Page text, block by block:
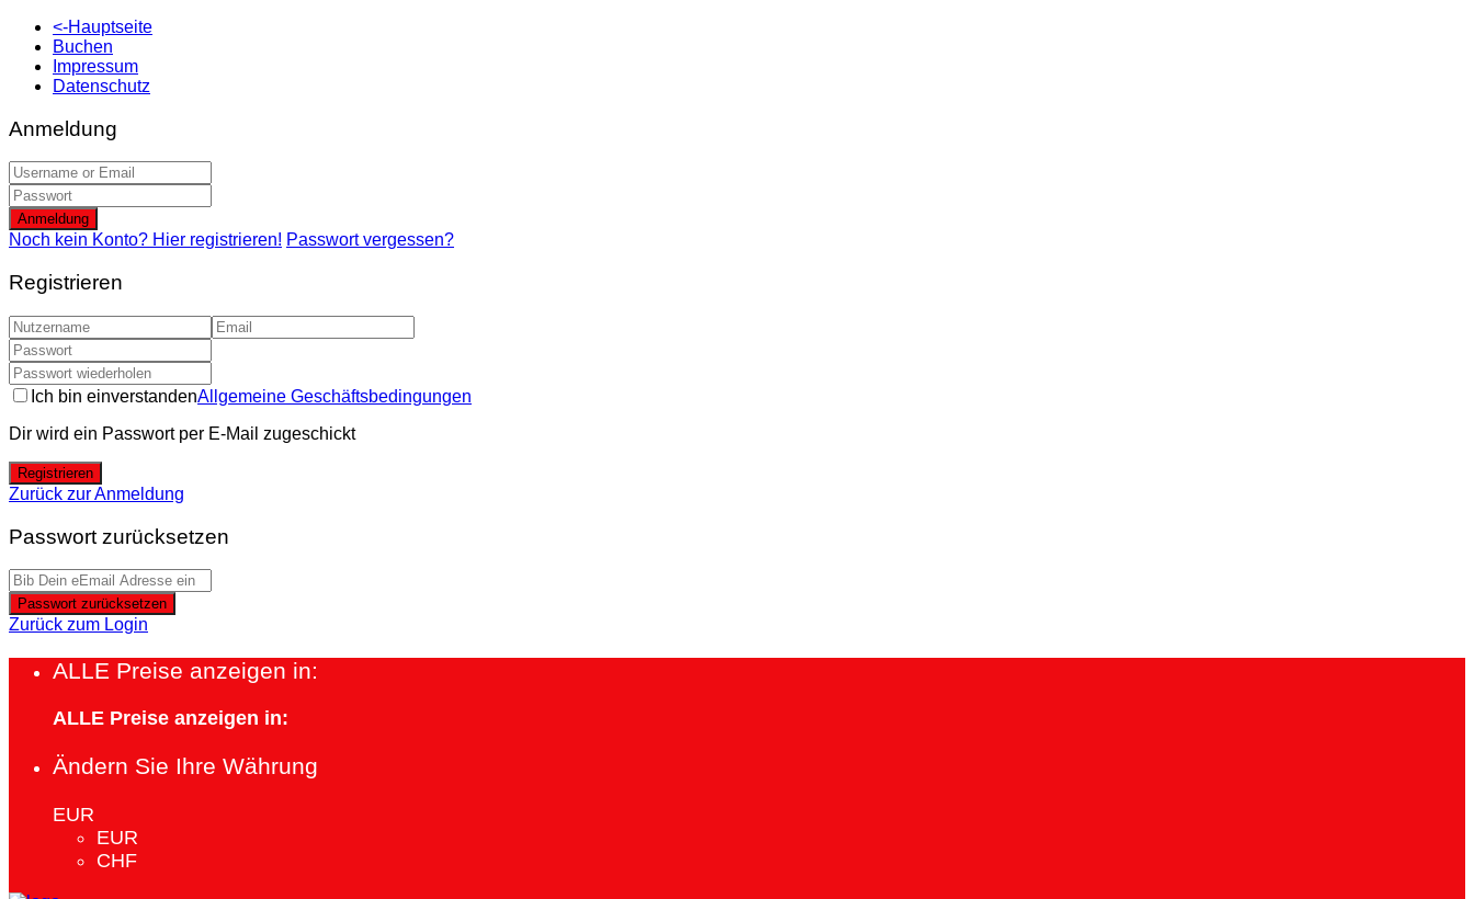
<-Hauptseite
Buchen
Impressum
Datenschutz
Anmeldung
Anmeldung
Noch kein Konto? Hier registrieren! Passwort vergessen?
Registrieren
Ich bin einverstandenAllgemeine Geschäftsbedingungen
Dir wird ein Passwort per E-Mail zugeschickt
Registrieren
Zurück zur Anmeldung
Passwort zurücksetzen
Passwort zurücksetzen
Zurück zum Login
ALLE Preise anzeigen in:
ALLE Preise anzeigen in:
Ändern Sie Ihre Währung
EUR
EUR
CHF